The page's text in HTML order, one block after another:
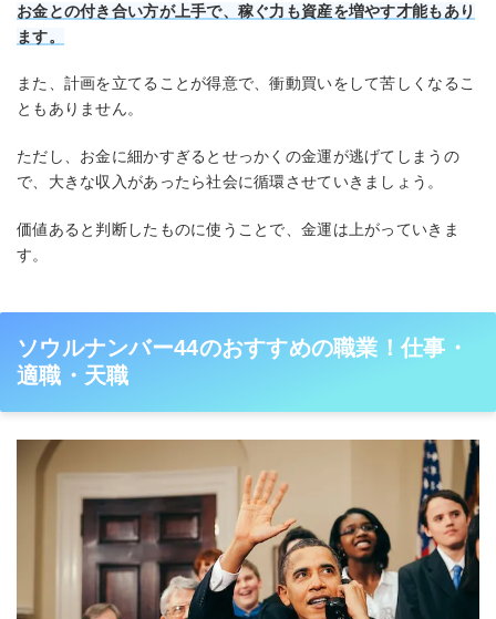
お金との付き合い方が上手で、稼ぐ力も資産を増やす才能もあり
ます。
また、計画を立てることが得意で、衝動買いをして苦しくなるこ
ともありません。
ただし、お金に細かすぎるとせっかくの金運が逃げてしまうの
で、大きな収入があったら社会に循環させていきましょう。
価値あると判断したものに使うことで、金運は上がっていきま
す。
ソウルナンバー44のおすすめの職業！仕事・
適職・天職